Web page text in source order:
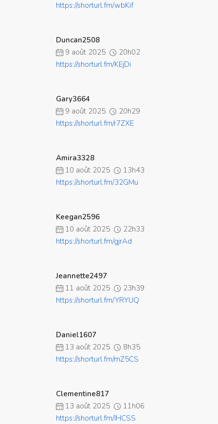
https://shorturl.fm/wbKif
Duncan2508
9 août 2025
20h02
https://shorturl.fm/KEjDi
Gary3664
9 août 2025
20h29
https://shorturl.fm/r7ZXE
Amira3328
10 août 2025
13h43
https://shorturl.fm/32GMu
Keegan2596
10 août 2025
22h33
https://shorturl.fm/gjrAd
Jeannette2497
11 août 2025
23h39
https://shorturl.fm/YRYUQ
Daniel1607
13 août 2025
8h35
https://shorturl.fm/mZ5CS
Clementine817
13 août 2025
11h06
https://shorturl.fm/IHCSS